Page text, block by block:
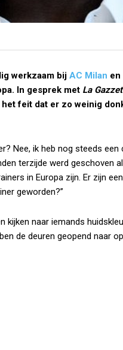
werkzaam bij AC Milan en
In gesprek met La
feit dat er zo weinig
Nee, ik heb nog steeds
terzijde werd geschoven
in Europa zijn. Er zijn
geworden?”
kijken naar iemands
de deuren geopend naar